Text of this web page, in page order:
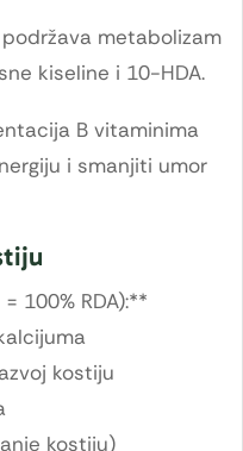
metabolizam
kiseline i 10-HDA.
B vitaminima
i smanjiti umor
100% RDA):**
kostiju
kostiju)